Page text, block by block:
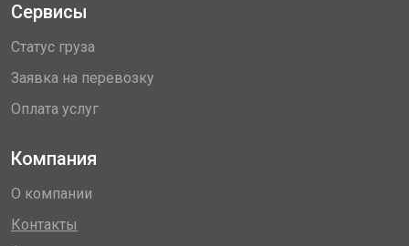
Сервисы
Статус груза
Заявка на перевозку
Оплата услуг
Компания
О компании
Контакты